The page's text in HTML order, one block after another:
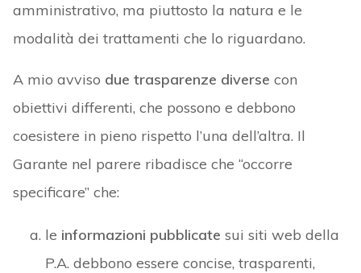
amministrativo, ma piuttosto la natura e le
modalità dei trattamenti che lo riguardano.
A mio avviso due trasparenze diverse con
obiettivi differenti, che possono e debbono
coesistere in pieno rispetto l’una dell’altra. Il
Garante nel parere ribadisce che “occorre
specificare” che:
le informazioni pubblicate sui siti web della
P.A. debbono essere concise, trasparenti,